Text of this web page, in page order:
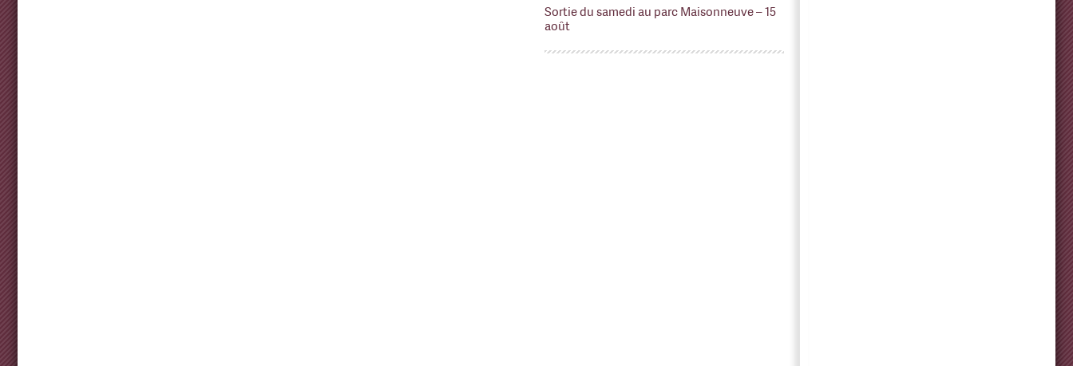
Sortie du samedi au parc Maisonneuve – 15
août